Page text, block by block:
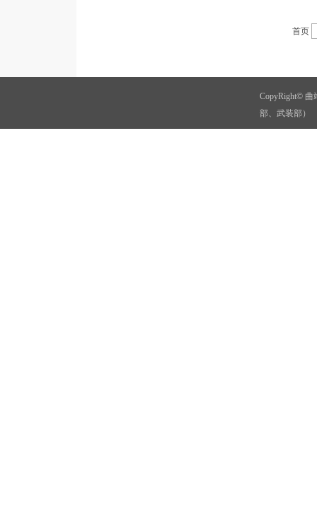
首页
CopyRight©
部、武装部）